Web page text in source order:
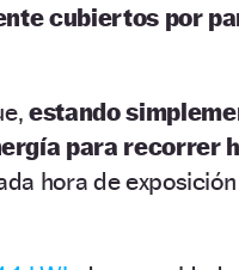
cubiertos por
estando
para recorrer
hora de